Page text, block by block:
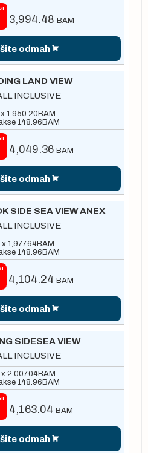
3,994.48 BAM
odmah
LAND VIEW
INCLUSIVE
1,950.20 BAM
148.96 BAM
4,049.36 BAM
odmah
SIDE SEA VIEW ANEX
INCLUSIVE
x 1,977.64BAM
148.96 BAM
4,104.24 BAM
odmah
SIDESEA VIEW
INCLUSIVE
x 2,007.04BAM
148.96 BAM
4,163.04 BAM
odmah